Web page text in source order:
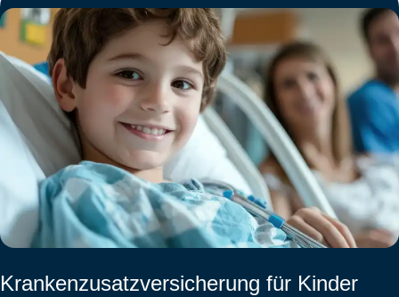
Krankenzusatzversicherung für Kinder